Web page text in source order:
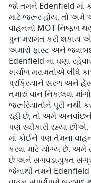
જો તમને Edenfield માં
માટે જરૂર હોય, તો અમે
વાહનનો MOT નિષ્ફળ
પુનઃમરામત કરી શકાય
અમારો ફાસ્ટ અને
Edenfield ના ઘણા
ખર્ચાળ મરામતોએ લીધે
પ્રક્રિયાને સરળ અને
તમારું વાન નિકાલવા
જરૂરિયાતોને પૂરી નથી
રહી છે, તો અમે
પણ સ્વીકારી રહ્યા
માં કોઈને પણ તેમના
કરવા માટે યોગ્ય છે. અમે
છે અને સગવડાયુક્ત
જેનાથી તમને